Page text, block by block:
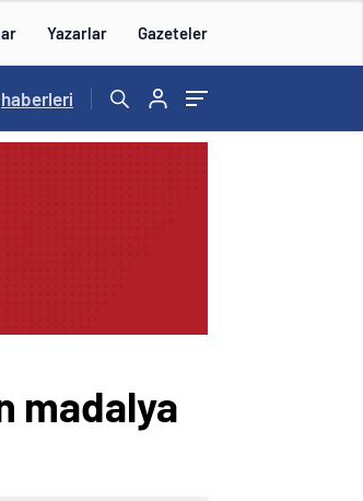
Yazarlar Gazeteler
haberleri
madalya